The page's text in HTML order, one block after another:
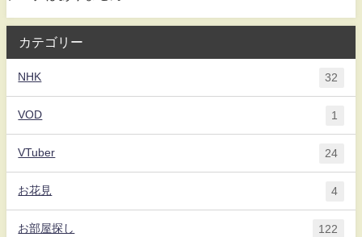
カテゴリー
NHK 32
VOD 1
VTuber 24
お花見 4
お部屋探し 122